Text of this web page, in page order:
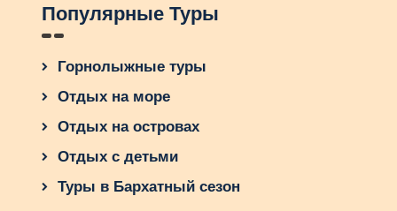
Популярные Туры
Горнолыжные туры
Отдых на море
Отдых на островах
Отдых с детьми
Туры в Бархатный сезон